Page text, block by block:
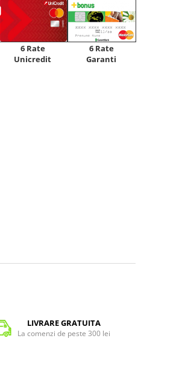
6 Rate
Unicredit
6 Rate
Garanti
LIVRARE GRATUITA
La comenzi de peste 300 lei